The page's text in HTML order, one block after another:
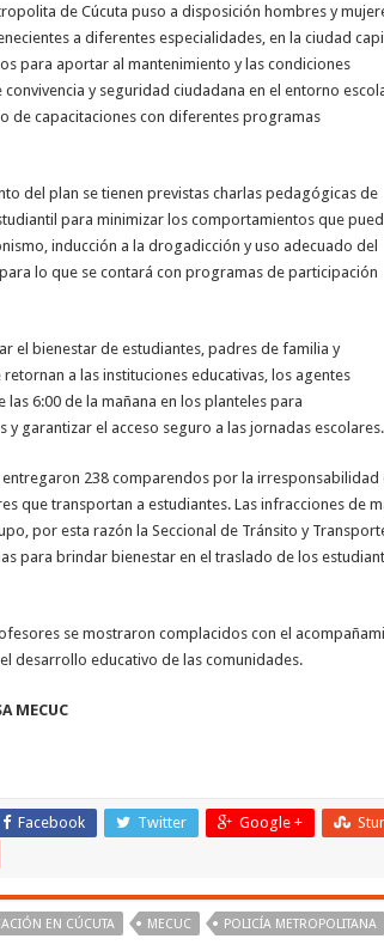
de Cúcuta puso a disposición hombres y
a diferentes especialidades, en la ciudad
para aportar al mantenimiento y las condiciones
convivencia y seguridad ciudadana en el entorno
de capacitaciones con diferentes programas
del plan se tienen previstas charlas pedagógicas de
para minimizar los comportamientos que
inducción a la drogadicción y uso adecuado del
lo que se contará con programas de participación
el bienestar de estudiantes, padres de familia y
a las instituciones educativas, los agentes
las 6:00 de la mañana en los planteles para
y garantizar el acceso seguro a las jornadas escolares.
entregaron 238 comparendos por la irresponsabilidad
que transportan a estudiantes. Las infracciones de
por esta razón la Seccional de Tránsito y
para brindar bienestar en el traslado de los
se mostraron complacidos con el
desarrollo educativo de las comunidades.
MECUC
Facebook Twitter Google +
EN CÚCUTA MECUC POLICÍA METROPOLITANA